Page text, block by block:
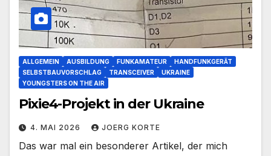
ALLGEMEIN AUSBILDUNG FUNKAMATEUR
HANDFUNKGERÄT
SELBSTBAUVORSCHLAG
TRANSCEIVER
UKRAINE
YOUNGSTERS ON THE AIR
Pixie4-Projekt in der Ukraine
4. MAI 2026 JOERG KORTE
Das war mal ein besonderer Artikel, der mich